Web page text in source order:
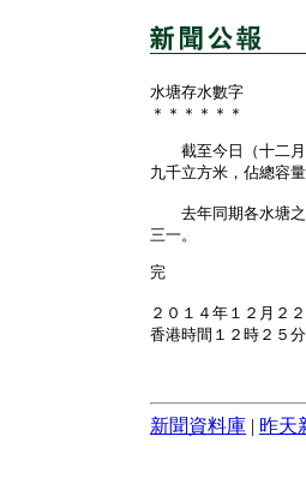
水塘存水數字
＊＊＊＊＊＊
截至今日（十二月
九千立方米，佔總容
去年同期各水塘之
三一。
完
２０１４年１２月２
香港時間１２時２５分
新聞資料庫 | 昨天